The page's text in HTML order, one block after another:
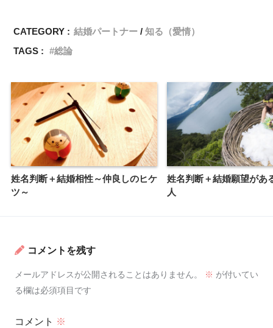
CATEGORY : 結婚パートナー
知る（愛情）
TAGS :
総論
姓名判断＋結婚相性～仲良しのヒケ
ツ～
姓名判断＋結婚願望があ
人
コメントを残す
メールアドレスが公開されることはありません。 ※ が付いてい
る欄は必須項目です
コメント ※